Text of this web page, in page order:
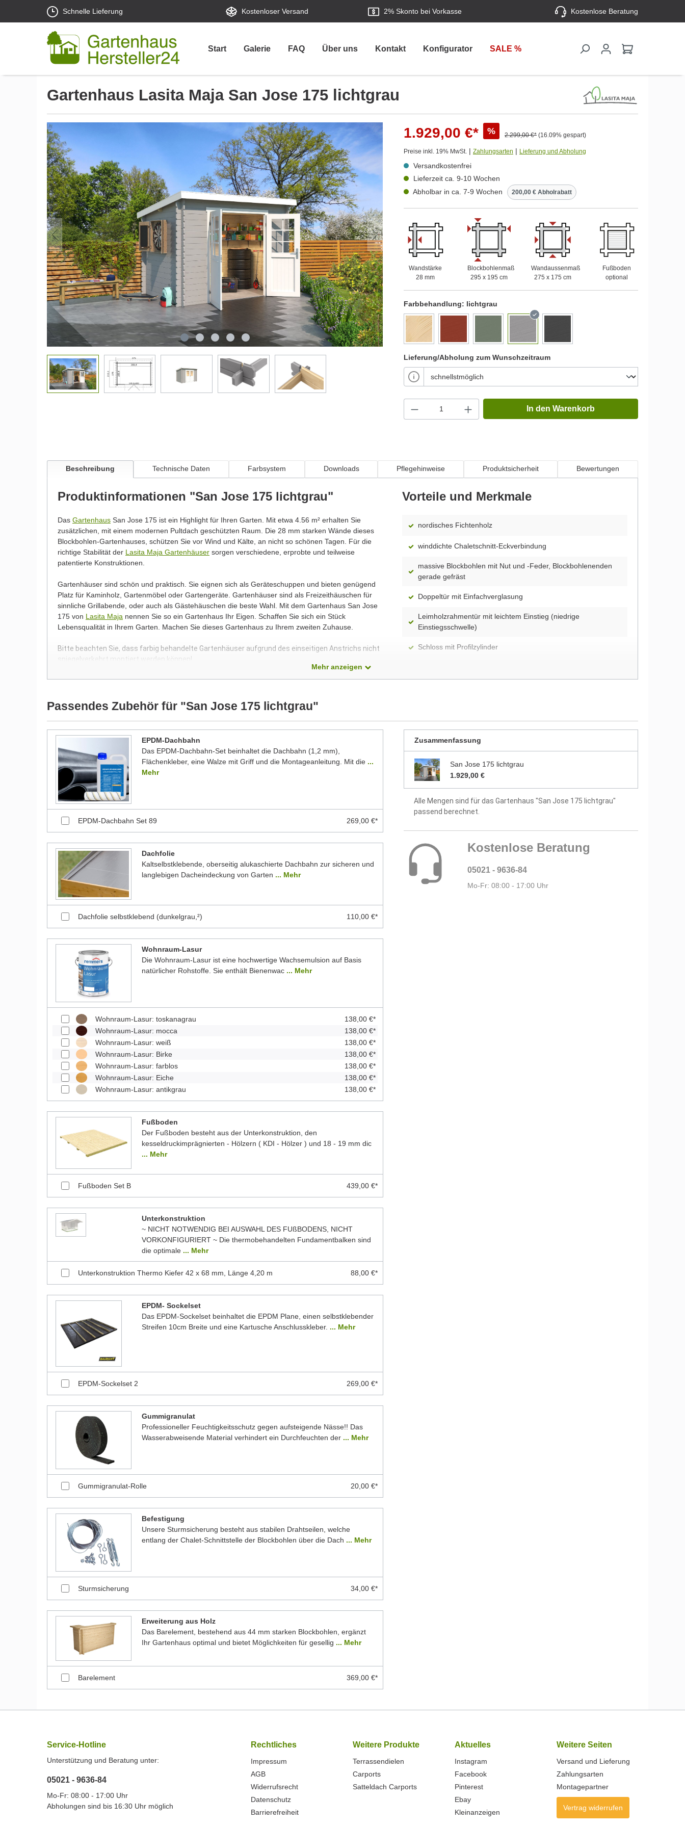
Schnelle Lieferung Kostenloser Versand 2% Skonto bei Vorkasse Kostenlose Beratung
Start Galerie FAQ Über uns Kontakt Konfigurator SALE %
Gartenhaus Lasita Maja San Jose 175 lichtgrau
1.929,00 €* % 2.299,00 €* (16.09% gespart)
Preise inkl. 19% MwSt. | Zahlungsarten | Lieferung und Abholung
Versandkostenfrei
Lieferzeit ca. 9-10 Wochen
Abholbar in ca. 7-9 Wochen
200,00 € Abholrabatt
Wandstärke
28 mm
Blockbohlenmaß
295 x 195 cm
Wandaussenmaß
275 x 175 cm
Fußboden
optional
Farbbehandlung: lichtgrau
Lieferung/Abholung zum Wunschzeitraum
In den Warenkorb
Beschreibung Technische Daten Farbsystem Downloads Pflegehinweise Produktsicherheit Bewertungen
Produktinformationen "San Jose 175 lichtgrau"
Das Gartenhaus San Jose 175 ist ein Highlight für Ihren Garten. Mit etwa 4.56 m² erhalten Sie
zusätzlichen, mit einem modernen Pultdach geschützten Raum. Die 28 mm starken Wände dieses
Blockbohlen-Gartenhauses, schützen Sie vor Wind und Kälte, an nicht so schönen Tagen. Für die
richtige Stabilität der Lasita Maja Gartenhäuser sorgen verschiedene, erprobte und teilweise
patentierte Konstruktionen.
Gartenhäuser sind schön und praktisch. Sie eignen sich als Geräteschuppen und bieten genügend
Platz für Kaminholz, Gartenmöbel oder Gartengeräte. Gartenhäuser sind als Freizeithäuschen für
sinnliche Grillabende, oder auch als Gästehäuschen die beste Wahl. Mit dem Gartenhaus San Jose
175 von Lasita Maja nennen Sie so ein Gartenhaus Ihr Eigen. Schaffen Sie sich ein Stück
Lebensqualität in Ihrem Garten. Machen Sie dieses Gartenhaus zu Ihrem zweiten Zuhause.
Bitte beachten Sie, dass farbig behandelte Gartenhäuser aufgrund des einseitigen Anstrichs nicht
spiegelverkehrt montiert werden können!
Wir möchten Sie an dieser Stelle darauf hinweisen, dass alle Produkte ständig weiterentwickelt
Bilder unserer Kunden stellen teilweise modifizierte Modelle dar. Alle Maße sind Circa-Angaben.
Vorteile und Merkmale
nordisches Fichtenholz
winddichte Chaletschnitt-Eckverbindung
massive Blockbohlen mit Nut und -Feder, Blockbohlenenden
gerade gefräst
Doppeltür mit Einfachverglasung
Leimholzrahmentür mit leichtem Einstieg (niedrige
Einstiegsschwelle)
Schloss mit Profilzylinder
Modell)
Dach aus 15 mm starken Dachbrettern
Fußboden optional
Montageanleitung und Montagematerial im Lieferumfang
enthalten
5 Jahre Herstellergarantie
Mehr anzeigen
Passendes Zubehör für "San Jose 175 lichtgrau"
EPDM-Dachbahn
Das EPDM-Dachbahn-Set beinhaltet die Dachbahn (1,2 mm),
Flächenkleber, eine Walze mit Griff und die Montageanleitung. Mit die ...
Mehr
EPDM-Dachbahn Set 89 269,00 €*
Dachfolie
Kaltselbstklebende, oberseitig alukaschierte Dachbahn zur sicheren und
langlebigen Dacheindeckung von Garten ... Mehr
Dachfolie selbstklebend (dunkelgrau,²) 110,00 €*
Wohnraum-Lasur
Die Wohnraum-Lasur ist eine hochwertige Wachsemulsion auf Basis
natürlicher Rohstoffe. Sie enthält Bienenwac ... Mehr
Wohnraum-Lasur: toskanagrau
138,00 €*
Wohnraum-Lasur: mocca
138,00 €*
Wohnraum-Lasur: weiß
138,00 €*
Wohnraum-Lasur: Birke
138,00 €*
Wohnraum-Lasur: farblos
138,00 €*
Wohnraum-Lasur: Eiche
138,00 €*
Wohnraum-Lasur: antikgrau
138,00 €*
Fußboden
Der Fußboden besteht aus der Unterkonstruktion, den
kesseldruckimprägnierten - Hölzern ( KDI - Hölzer ) und 18 - 19 mm dic
... Mehr
Fußboden Set B 439,00 €*
Unterkonstruktion
~ NICHT NOTWENDIG BEI AUSWAHL DES FUßBODENS, NICHT
VORKONFIGURIERT ~ Die thermobehandelten Fundamentbalken sind
die optimale ... Mehr
Unterkonstruktion Thermo Kiefer 42 x 68 mm, Länge 4,20 m 88,00 €*
EPDM- Sockelset
Das EPDM-Sockelset beinhaltet die EPDM Plane, einen selbstklebender
Streifen 10cm Breite und eine Kartusche Anschlusskleber. ... Mehr
EPDM-Sockelset 2 269,00 €*
Gummigranulat
Professioneller Feuchtigkeitsschutz gegen aufsteigende Nässe!! Das
Wasserabweisende Material verhindert ein Durchfeuchten der ... Mehr
Gummigranulat-Rolle 20,00 €*
Befestigung
Unsere Sturmsicherung besteht aus stabilen Drahtseilen, welche
entlang der Chalet-Schnittstelle der Blockbohlen über die Dach ... Mehr
Sturmsicherung 34,00 €*
Erweiterung aus Holz
Das Barelement, bestehend aus 44 mm starken Blockbohlen, ergänzt
Ihr Gartenhaus optimal und bietet Möglichkeiten für gesellig ... Mehr
Barelement 369,00 €*
Zusammenfassung
San Jose 175 lichtgrau
1.929,00 €
Alle Mengen sind für das Gartenhaus "San Jose 175 lichtgrau"
passend berechnet.
Kostenlose Beratung
05021 - 9636-84
Mo-Fr: 08:00 - 17:00 Uhr
Service-Hotline
Unterstützung und Beratung unter:
05021 - 9636-84
Mo-Fr: 08:00 - 17:00 Uhr
Abholungen sind bis 16:30 Uhr möglich
Rechtliches
Impressum
AGB
Widerrufsrecht
Datenschutz
Barrierefreiheit
Weitere Produkte
Terrassendielen
Carports
Satteldach Carports
Aktuelles
Instagram
Facebook
Pinterest
Ebay
Kleinanzeigen
Weitere Seiten
Versand und Lieferung
Zahlungsarten
Montagepartner
Vertrag widerrufen